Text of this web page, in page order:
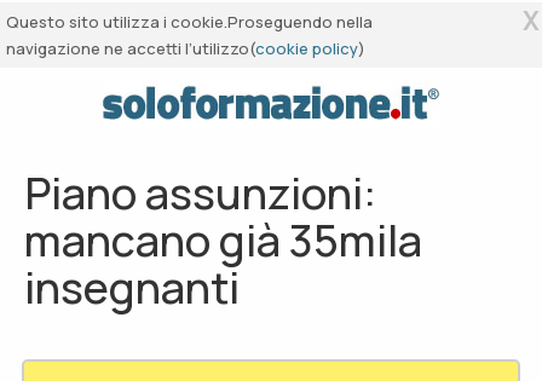
Questo sito utilizza i cookie.Proseguendo nella
navigazione ne accetti l’utilizzo(cookie policy)
X
Piano assunzioni:
mancano già 35mila
insegnanti